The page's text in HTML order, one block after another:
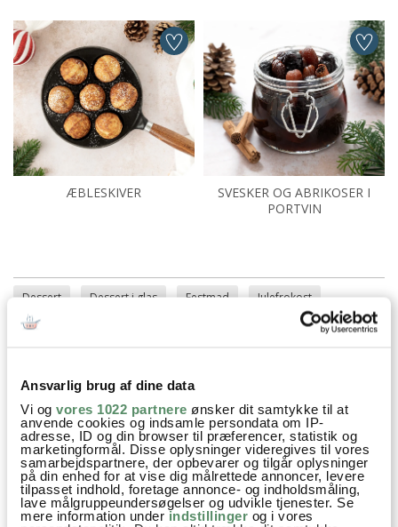
Ansvarlig brug af dine data
Vi og vores 1022 partnere ønsker dit samtykke til at
anvende cookies og indsamle persondata om IP-
adresse, ID og din browser til præferencer, statistik og
marketingformål. Disse oplysninger videregives til vores
samarbejdspartnere, der opbevarer og tilgår oplysninger
på din enhed for at vise dig målrettede annoncer, levere
tilpasset indhold, foretage annonce- og indholdsmåling,
lave målgruppeundersøgelser og udvikle tjenester. Se
mere information under indstillinger og i vores
ÆBLESKIVER
SVESKER OG ABRIKOSER I
PORTVIN
Dessert Dessert i glas Festmad Julefrokost
julemiddag Kager og søde sager
Kirsebær
SPØRGSMÅL TIL OPSKRIFTEN?
Har du spørgsmål til opskriften eller lyst til at sende en sød